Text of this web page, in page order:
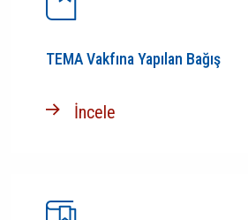
TEMA Vakfına Yapılan Bağış
İncele